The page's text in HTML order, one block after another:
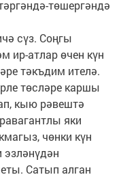
төшергәндә
сүз. Соңгы
ир-атлар өчен күн
тәкъдим ителә.
төсләре каршы
кыю рәвештә
яки
чөнки күн
эзләнүдән
Сатып алган